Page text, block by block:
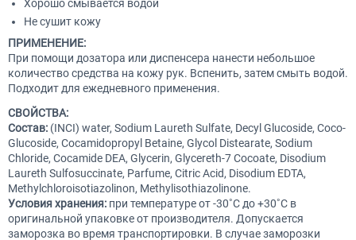
Хорошо смывается водой
Не сушит кожу
ПРИМЕНЕНИЕ:
При помощи дозатора или диспенсера нанести небольшое
количество средства на кожу рук. Вспенить, затем смыть водой.
Подходит для ежедневного применения.
СВОЙСТВА:
Состав: (INCI) water, Sodium Laureth Sulfate, Decyl Glucoside, Coco-
Glucoside, Cocamidopropyl Betaine, Glycol Distearate, Sodium
Chloride, Cocamide DEA, Glycerin, Glycereth-7 Cocoate, Disodium
Laureth Sulfosuccinate, Parfume, Citric Acid, Disodium EDTA,
Methylchloroisotiazolinon, Methylisothiazolinone.
Условия хранения: при температуре от -30˚С до +30˚С в
оригинальной упаковке от производителя. Допускается
заморозка во время транспортировки. В случае заморозки